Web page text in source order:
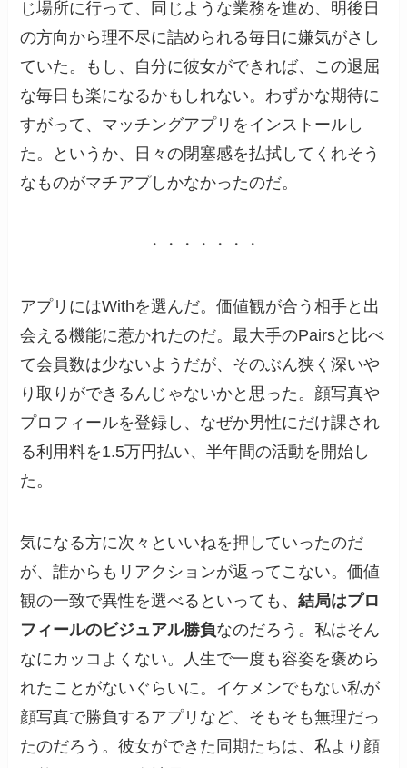
じ場所に行って、同じような業務を進め、明後日
の方向から理不尽に詰められる毎日に嫌気がさし
ていた。もし、自分に彼女ができれば、この退屈
な毎日も楽になるかもしれない。わずかな期待に
すがって、マッチングアプリをインストールし
た。というか、日々の閉塞感を払拭してくれそう
なものがマチアプしかなかったのだ。
・・・・・・・
アプリにはWithを選んだ。価値観が合う相手と出
会える機能に惹かれたのだ。最大手のPairsと比べ
て会員数は少ないようだが、そのぶん狭く深いや
り取りができるんじゃないかと思った。顔写真や
プロフィールを登録し、なぜか男性にだけ課され
る利用料を1.5万円払い、半年間の活動を開始し
た。
気になる方に次々といいねを押していったのだ
が、誰からもリアクションが返ってこない。価値
観の一致で異性を選べるといっても、結局はプロ
フィールのビジュアル勝負なのだろう。私はそん
なにカッコよくない。人生で一度も容姿を褒めら
れたことがないぐらいに。イケメンでもない私が
顔写真で勝負するアプリなど、そもそも無理だっ
たのだろう。彼女ができた同期たちは、私より顔